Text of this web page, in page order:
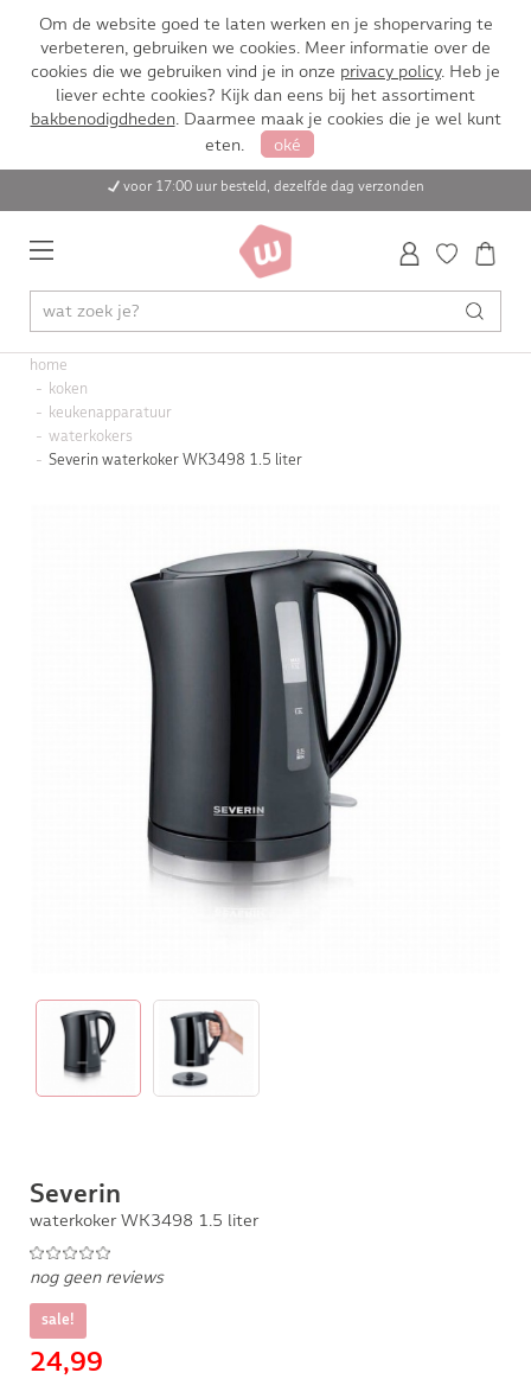
Om de website goed te laten werken en je shopervaring te
verbeteren, gebruiken we cookies. Meer informatie over de
cookies die we gebruiken vind je in onze privacy policy. Heb je
liever echte cookies? Kijk dan eens bij het assortiment
bakbenodigdheden. Daarmee maak je cookies die je wel kunt
eten.
oké
voor 17:00 uur besteld, dezelfde dag verzonden
home
koken
keukenapparatuur
waterkokers
Severin waterkoker WK3498 1.5 liter
Severin
waterkoker WK3498 1.5 liter
nog geen reviews
sale!
24,99